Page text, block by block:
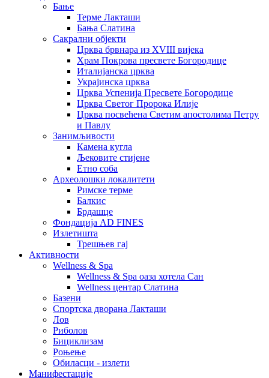
Бање
Терме Лакташи
Бања Слатина
Сакрални објекти
Црква брвнара из XVIII вијека
Храм Покрова пресвете Богородице
Италијанска црква
Украјинска црква
Црква Успенија Пресвете Богородице
Црква Светог Пророка Илије
Црква посвећена Светим апостолима Петру
и Павлу
Занимљивости
Камена кугла
Љековите стијене
Етно соба
Археолошки локалитети
Римске терме
Балкис
Брдашце
Фондација AD FINES
Излетишта
Трешњев гај
Активности
Wellness & Spa
Wellness & Spa оаза хотела Сан
Wellness центар Слатина
Базени
Спортска дворана Лакташи
Лов
Риболов
Бициклизам
Роњење
Обиласци - излети
Манифестације